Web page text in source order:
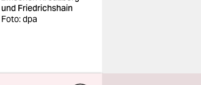
und Friedrichshain
Foto: dpa